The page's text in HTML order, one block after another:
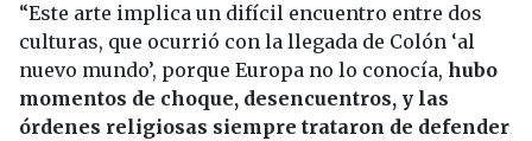
“Este arte implica un difícil encuentro entre dos
culturas, que ocurrió con la llegada de Colón ‘al
nuevo mundo’, porque Europa no lo conocía, hubo
momentos de choque, desencuentros, y las
órdenes religiosas siempre trataron de defender